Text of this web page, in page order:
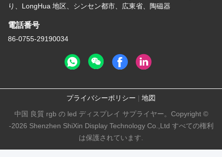
り、LongHua 地区、シンセン都市、広東省、陶磁器
電話番号
86-0755-29190034
プライバシーポリシー | 地図
中国 良質 rgb の led ディスプレイ サプライヤー。Copyright ©
-2026 Shenzhen ShiXin Display Technology Co.,Ltd すべての権利
は保護されています.